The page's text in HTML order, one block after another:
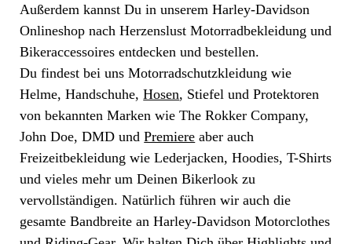
Außerdem kannst Du in unserem Harley-Davidson
Onlineshop nach Herzenslust Motorradbekleidung und
Bikeraccessoires entdecken und bestellen.
Du findest bei uns Motorradschutzkleidung wie
Helme, Handschuhe,Hosen, Stiefel und Protektoren
von bekannten Marken wie The Rokker Company,
John Doe, DMD undPremiere aber auch
Freizeitbekleidung wie Lederjacken, Hoodies, T-Shirts
und vieles mehr um Deinen Bikerlook zu
vervollständigen. Natürlich führen wir auch die
gesamte Bandbreite an Harley-Davidson Motorclothes